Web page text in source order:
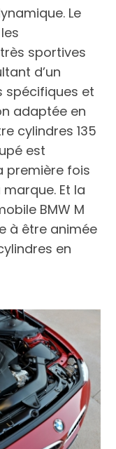
Le
sportives
d’un
et
adaptée en
cylindres 135
est
première fois
Et la
BMW M
à être animée
en